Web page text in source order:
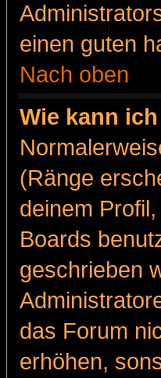
einen guten
Nach oben
Wie kann
(Ränge
deinem
Boards
geschrieben
das Forum
erhöhen,